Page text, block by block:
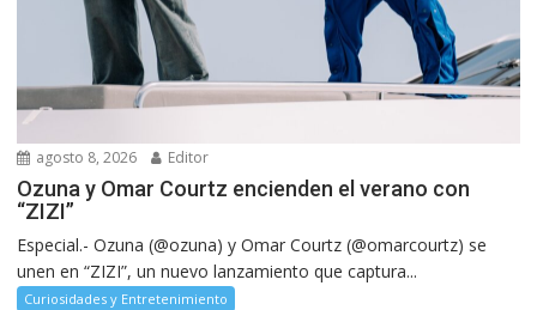
agosto 8, 2026 Editor
Ozuna y Omar Courtz encienden el verano con
“ZIZI”
Especial.- Ozuna (@ozuna) y Omar Courtz (@omarcourtz) se
unen en “ZIZI”, un nuevo lanzamiento que captura...
Curiosidades y Entretenimiento